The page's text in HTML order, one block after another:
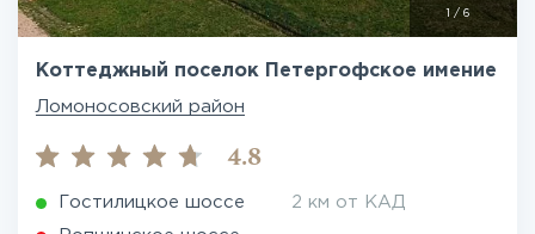
/ 6
Коттеджный поселок Петергофское имение
Ломоносовский район
4.8
Гостилицкое шоссе 2 км от КАД